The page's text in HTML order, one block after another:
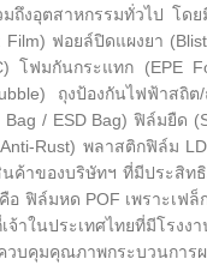
มถึงอุตสาหกรรมทั่วไป โด
ฟอยล์ปิดแผงยา
โฟมกันกระแทก (EPE
ถุงป้องกันไฟฟ้าสถิต
Bag / ESD Bag) ฟิล์มยืด
Rust) พลาสติกฟิล์ม
ค้าของบริษัทฯ ที่มีประสิท
อ ฟิล์มหด POF เพราะเฟ
จ้าในประเทศไทยที่มีโรงง
วบคุมคุณภาพกระบวนการ